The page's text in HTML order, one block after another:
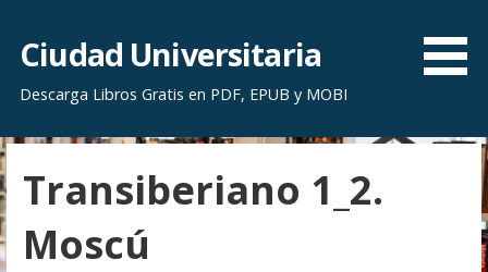
r
a
l
c
o
Ciudad Universitaria
Descarga Libros Gratis en PDF, EPUB y MOBI
Transiberiano 1_2.
Moscú